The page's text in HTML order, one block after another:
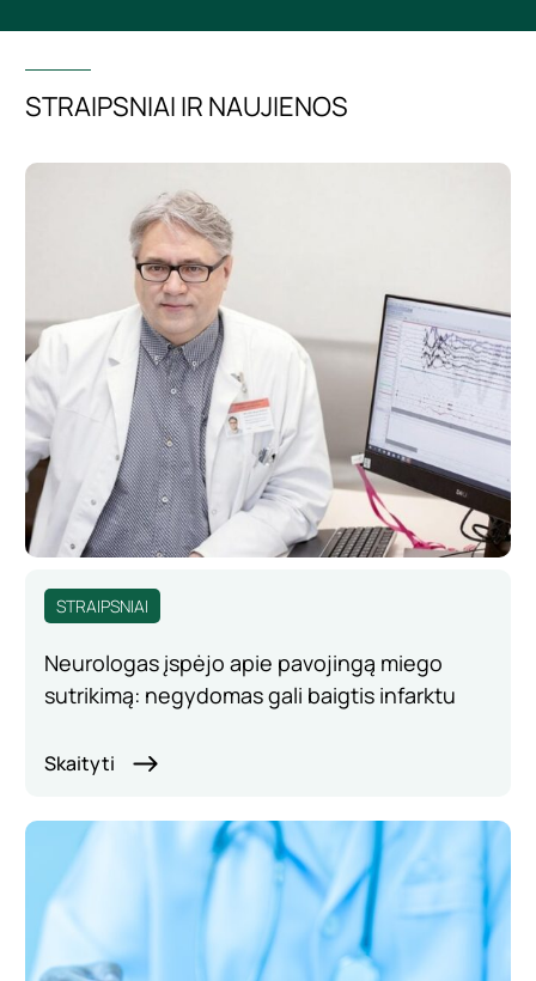
STRAIPSNIAI IR NAUJIENOS
STRAIPSNIAI
Neurologas įspėjo apie pavojingą miego
sutrikimą: negydomas gali baigtis infarktu
Skaityti